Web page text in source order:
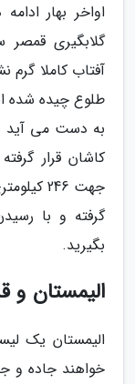
اواخر بهار
گلابگیری قمصر
آفتاب کاملا
طلوع چیده شده
کاشان قرار
جهت 246
گرفته و با
بگیرید.
الیمستان و
الیمستان یک
خواهند جاده و